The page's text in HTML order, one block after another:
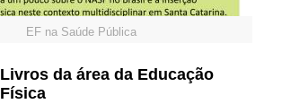
EF na Saúde Pública
Livros da área da Educação
Física